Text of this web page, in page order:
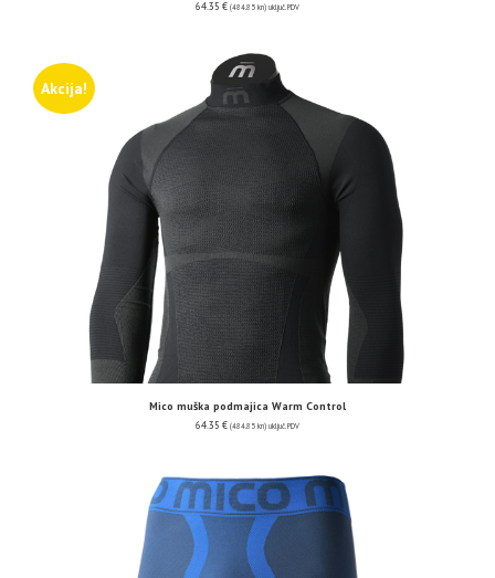
64.35 € (484.85 kn) uključ. PDV
Akcija!
Mico muška podmajica Warm Control
64.35 € (484.85 kn) uključ. PDV